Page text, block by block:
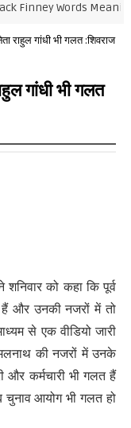
Words Meaning
राहुल गांधी भी गलत :शिवराज
गांधी भी गलत
को कहा कि पूर्व
हैं और उनकी नजरों में तो
से एक वीडियो जारी
की नजरों में उनके
और कर्मचारी भी गलत हैं
आयोग भी गलत हो